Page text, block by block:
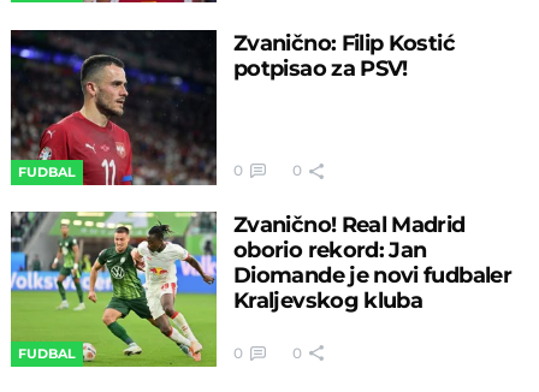
FUDBAL
Zvanično: Filip Kostić
potpisao za PSV!
0 0
FUDBAL
Zvanično! Real Madrid
oborio rekord: Jan
Diomande je novi fudbaler
Kraljevskog kluba
0 0